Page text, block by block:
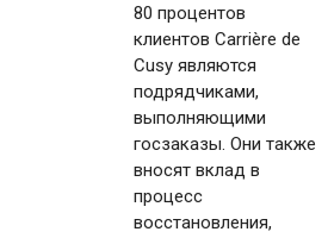
80 процентов
клиентов Carrière de
Cusy являются
подрядчиками,
выполняющими
госзаказы. Они также
вносят вклад в
процесс
восстановления,